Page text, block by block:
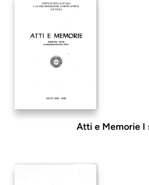
Atti e Memorie I